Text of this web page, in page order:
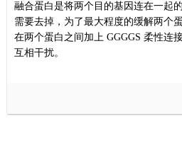
融合蛋白是将两个目的基因连在一起
需要去掉， 为了最大程度的缓解两个
在两个蛋白之间加上 GGGGS 柔性连
互相干扰。